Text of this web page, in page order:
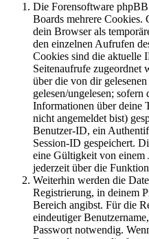
Die Forensoftware
Boards mehrere Cookies.
dein Browser als
den einzelnen Aufrufen
Cookies sind die aktuelle
Seitenaufrufe zugeordnet
über die von dir
gelesen/ungelesen;
Informationen über deine
nicht angemeldet bist)
Benutzer-ID, ein
Session-ID gespeichert.
eine Gültigkeit von einem
jederzeit über die
Weiterhin werden die
Registrierung, in deinem
Bereich angibst. Für die
eindeutiger
Passwort notwendig.